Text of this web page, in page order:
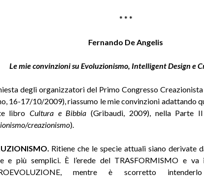
* * *
Fernando De Angelis
Le mie convinzioni su Evoluzionismo, Intelligent Design e
degli organizzatori del Primo Congresso Creazionista
16-17/10/2009), riassumo le mie convinzioni adattando
libro Cultura e Bibbia (Gribaudi, 2009), nella Parte
creazionismo).
Ritiene che le specie attuali siano derivate
e più semplici. È l’erede del TRASFORMISMO e
mentre è scorretto